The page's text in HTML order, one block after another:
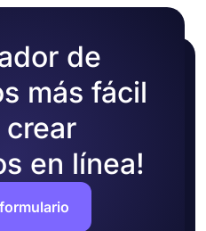
de
más fácil
crear
en línea!